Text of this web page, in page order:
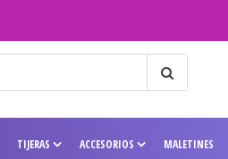
TIJERAS ACCESORIOS MALETINES